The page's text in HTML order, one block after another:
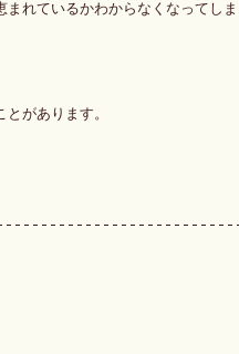
れているかわからなくなってしま
があります。